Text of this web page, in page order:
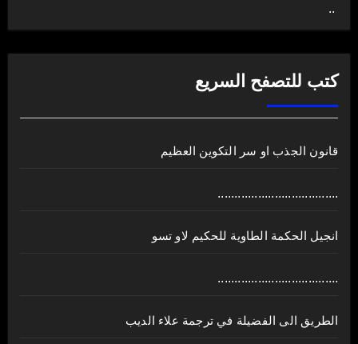
..
كتب للتصفح السريع
قانون الجذب او سر التكوين العظيم
....................................
انجيل الحكمة الطاوية للحكيم لاو تسو
....................................
الطريق الى الفضيلة في ترجمة علاء الديب